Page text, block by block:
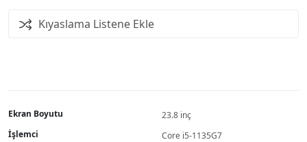
Kıyaslama Listene Ekle
Ekran Boyutu
23.8 inç
İşlemci
Core i5-1135G7